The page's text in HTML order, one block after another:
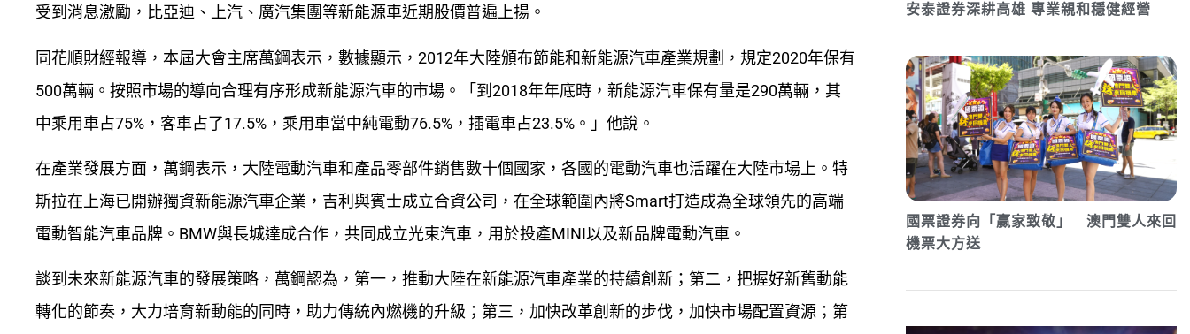
受到消息激勵，比亞迪、上汽、廣汽集團等新能源車近期股價普遍上揚。
同花順財經報導，本屆大會主席萬鋼表示，數據顯示，2012年大陸頒布節能和新能源汽車產業規劃，規定2020年保有
500萬輛。按照市場的導向合理有序形成新能源汽車的市場。「到2018年年底時，新能源汽車保有量是290萬輛，其
中乘用車占75%，客車占了17.5%，乘用車當中純電動76.5%，插電車占23.5%。」他說。
在產業發展方面，萬鋼表示，大陸電動汽車和產品零部件銷售數十個國家，各國的電動汽車也活躍在大陸市場上。特
斯拉在上海已開辦獨資新能源汽車企業，吉利與賓士成立合資公司，在全球範圍內將Smart打造成為全球領先的高端
電動智能汽車品牌。BMW與長城達成合作，共同成立光束汽車，用於投產MINI以及新品牌電動汽車。
談到未來新能源汽車的發展策略，萬鋼認為，第一，推動大陸在新能源汽車產業的持續創新；第二，把握好新舊動能
轉化的節奏，大力培育新動能的同時，助力傳統內燃機的升級；第三，加快改革創新的步伐，加快市場配置資源；第
安泰證券深耕高雄 專業親和穩健經營
國票證券向「贏家致敬」 澳門雙人來回
機票大方送